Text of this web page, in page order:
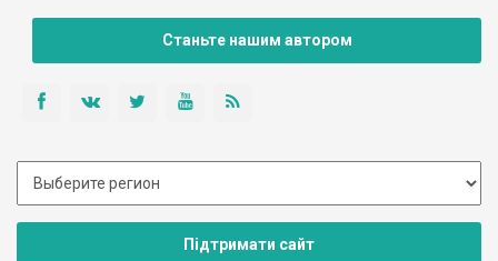
Станьте нашим автором
Підтримати сайт